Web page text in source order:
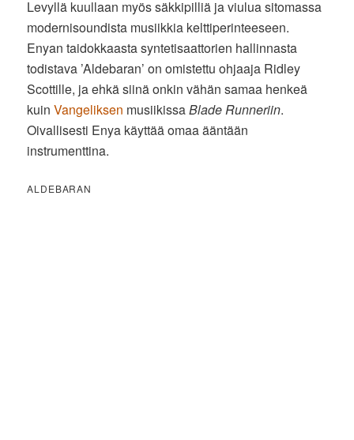
Levyllä kuullaan myös säkkipilliä ja viulua sitomassa
modernisoundista musiikkia kelttiperinteeseen.
Enyan taidokkaasta syntetisaattorien hallinnasta
todistava ’Aldebaran’ on omistettu ohjaaja Ridley
Scottille, ja ehkä siinä onkin vähän samaa henkeä
kuinVangeliksen musiikissaBlade Runneriin.
Oivallisesti Enya käyttää omaa ääntään
instrumenttina.
ALDEBARAN